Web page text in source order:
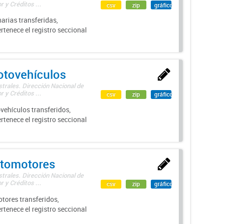
y Créditos ...
transferidas,
el registro seccional
csv zip gráfico
Dirección Nacional de
y Créditos ...
transferidos,
el registro seccional
csv zip gráfico
Dirección Nacional de
y Créditos ...
transferidos,
el registro seccional
csv zip gráfico